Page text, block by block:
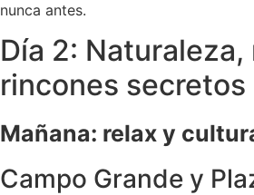
nunca antes.
Día 2: Naturaleza,
rincones secretos
Mañana: relax y
Campo Grande y